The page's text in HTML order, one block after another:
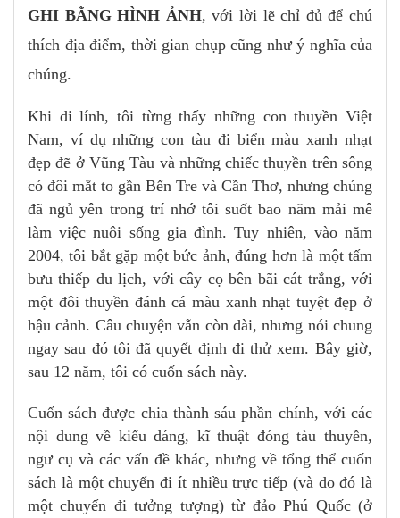
GHI BẰNG HÌNH ẢNH, với lời lẽ chỉ đủ để chú
thích địa điểm, thời gian chụp cũng như ý nghĩa của
chúng.
Khi đi lính, tôi từng thấy những con thuyền Việt
Nam, ví dụ những con tàu đi biển màu xanh nhạt
đẹp đẽ ở Vũng Tàu và những chiếc thuyền trên sông
có đôi mắt to gần Bến Tre và Cần Thơ, nhưng chúng
đã ngủ yên trong trí nhớ tôi suốt bao năm mải mê
làm việc nuôi sống gia đình. Tuy nhiên, vào năm
2004, tôi bắt gặp một bức ảnh, đúng hơn là một tấm
bưu thiếp du lịch, với cây cọ bên bãi cát trắng, với
một đôi thuyền đánh cá màu xanh nhạt tuyệt đẹp ở
hậu cảnh. Câu chuyện vẫn còn dài, nhưng nói chung
ngay sau đó tôi đã quyết định đi thử xem. Bây giờ,
sau 12 năm, tôi có cuốn sách này.
Cuốn sách được chia thành sáu phần chính, với các
nội dung về kiểu dáng, kĩ thuật đóng tàu thuyền,
ngư cụ và các vấn đề khác, nhưng về tổng thể cuốn
sách là một chuyến đi ít nhiều trực tiếp (và do đó là
một chuyến đi tưởng tượng) từ đảo Phú Quốc (ở